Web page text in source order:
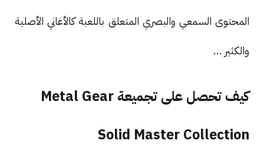
المحتوى السمعي والبصري المتعلق باللعبة كالأغاني الأصلية
والكثير ...
كيف تحصل على تجميعة Metal Gear
Solid Master Collection